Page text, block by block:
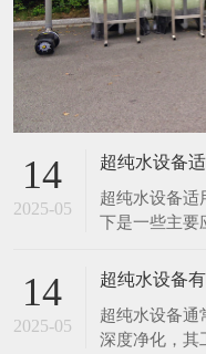
14
2025-05
超纯水设备
超纯水设备适
下是一些主要
于清洗硅片、
制造中，需
洗干净，以确
极其微量的杂
14
2025-05
超纯水设备
超纯水设备通
深度净化，其